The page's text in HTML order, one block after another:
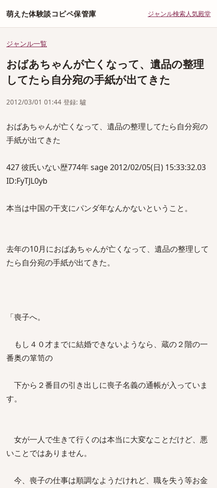
萌えた体験談コピペ保管庫 ジャンル検索人気殿堂
ジャンル一覧
おばあちゃんが亡くなって、遺品の整理
してたら自分宛の手紙が出てきた
2012/03/01 01:44 登録: 驢
おばあちゃんが亡くなって、遺品の整理してたら自分宛の
手紙が出てきた
427 彼氏いない歴774年 sage 2012/02/05(日) 15:33:32.03
ID:FyTJL0yb
本当は中国の干支にパンダ年なんかないということ。
去年の10月におばあちゃんが亡くなって、遺品の整理して
たら自分宛の手紙が出てきた。
「喪子へ。
もし４０才までに結婚できないようなら、蔵の２階の一
番奥の箪笥の
下から２番目の引き出しに喪子名義の通帳が入っていま
す。
女が一人で生きて行くのは本当に大変なことだけど、悪
いことではありません。
今、喪子の仕事は順調なようだけれど、職を失う等お金